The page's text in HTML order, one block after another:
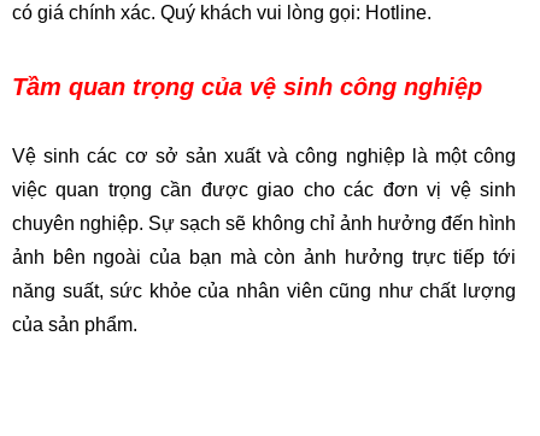
có giá chính xác. Quý khách vui lòng gọi: Hotline.
Tầm quan trọng của vệ sinh công nghiệp
Vệ sinh các cơ sở sản xuất và công nghiệp là một công
việc quan trọng cần được giao cho các đơn vị vệ sinh
chuyên nghiệp. Sự sạch sẽ không chỉ ảnh hưởng đến hình
ảnh bên ngoài của bạn mà còn ảnh hưởng trực tiếp tới
năng suất, sức khỏe của nhân viên cũng như chất lượng
của sản phẩm.